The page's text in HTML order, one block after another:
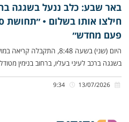
באר שבע: כלב ננעל בשגגה
חילצו אותו בשלום • ״תחושת
פעם מחדש״
היום (שני) בשעה 8:48,
בשגגה ברכב לעיני בעליו, ברחוב בנימין